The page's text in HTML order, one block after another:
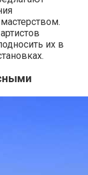
их в